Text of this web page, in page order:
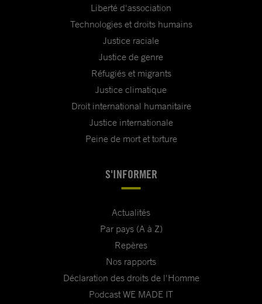
Liberté d'association
Technologies et droits humains
Justice raciale
Justice de genre
Réfugiés et migrants
Justice climatique
Droit international humanitaire
Justice internationale
Peine de mort et torture
S'INFORMER
Actualités
Par pays (A à Z)
Repères
Nos rapports
Déclaration des droits de l'Homme
Podcast WE MADE IT